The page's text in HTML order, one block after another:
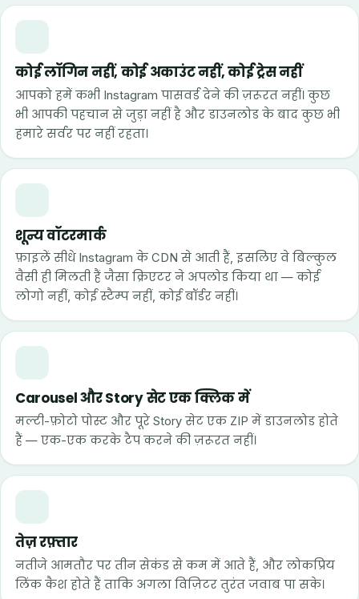
कोई लॉगिन नहीं, कोई अकाउंट नहीं, कोई ट्रेस नहीं
आपको हमें कभी Instagram पासवर्ड देने की ज़रूरत नहीं। कुछ
भी आपकी पहचान से जुड़ा नहीं है और डाउनलोड के बाद कुछ भी
हमारे सर्वर पर नहीं रहता।
शून्य वॉटरमार्क
फ़ाइलें सीधे Instagram के CDN से आती हैं, इसलिए वे बिल्कुल
वैसी ही मिलती हैं जैसा क्रिएटर ने अपलोड किया था — कोई
लोगो नहीं, कोई स्टैम्प नहीं, कोई बॉर्डर नहीं।
Carousel और Story सेट एक क्लिक में
मल्टी-फ़ोटो पोस्ट और पूरे Story सेट एक ZIP में डाउनलोड होते
हैं — एक-एक करके टैप करने की ज़रूरत नहीं।
तेज़ रफ़्तार
नतीजे आमतौर पर तीन सेकंड से कम में आते हैं, और लोकप्रिय
लिंक कैश होते हैं ताकि अगला विज़िटर तुरंत जवाब पा सके।